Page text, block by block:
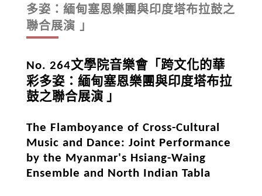
多姿：緬甸塞恩樂團與印度塔布拉鼓之
聯合展演 」
No. 264文學院音樂會「跨文化的華
彩多姿：緬甸塞恩樂團與印度塔布拉
鼓之聯合展演 」
The Flamboyance of Cross-Cultural
Music and Dance: Joint Performance
by the Myanmar's Hsiang-Waing
Ensemble and North Indian Tabla